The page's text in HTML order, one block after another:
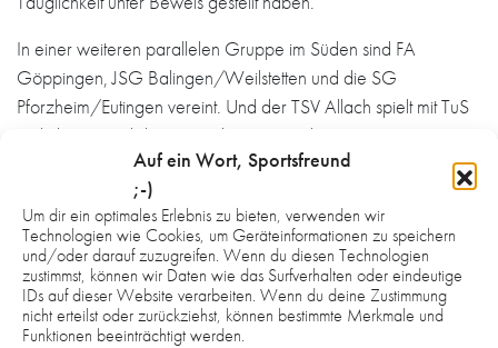
Auf ein Wort, Sportsfreund
;-)
Um dir ein optimales Erlebnis zu bieten, verwenden wir
Technologien wie Cookies, um Geräteinformationen zu speichern
und/oder darauf zuzugreifen. Wenn du diesen Technologien
zustimmst, können wir Daten wie das Surfverhalten oder eindeutige
IDs auf dieser Website verarbeiten. Wenn du deine Zustimmung
nicht erteilst oder zurückziehst, können bestimmte Merkmale und
Funktionen beeinträchtigt werden.
In einer weiteren parallelen Gruppe im Süden sind FA
Göppingen, JSG Balingen/Weilstetten und die SG
Pforzheim/Eutingen vereint. Und der TSV Allach spielt mit TuS
Helmlingen und dem HC Erlangen um den Einzug ins
Viertelfinale. Rest: SC Magdeburg, LHC Cottbus, SG
Flensburg-Handewitt; Füchse Berlin, HCE Rostock; TSV
Dormagen, HSG Hanau, TuSEM Essen; DHfK Leipzig, VfL
Potsdam, NSG Aue; JSG Melsungen/Körle/Guxhagen, TV
Gelnhausen, TV Bittenfeld. mj